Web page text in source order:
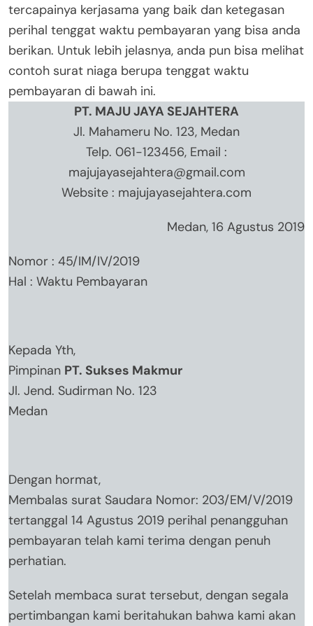
tercapainya kerjasama yang baik dan ketegasan
perihal tenggat waktu pembayaran yang bisa anda
berikan. Untuk lebih jelasnya, anda pun bisa melihat
contoh surat niaga berupa tenggat waktu
pembayaran di bawah ini.
PT. MAJU JAYA SEJAHTERA
Jl. Mahameru No. 123, Medan
Telp. 061-123456, Email :
majujayasejahtera@gmail.com
Website : majujayasejahtera.com
Medan, 16 Agustus 2019
Nomor : 45/IM/IV/2019
Hal : Waktu Pembayaran
Kepada Yth,
Pimpinan PT. Sukses Makmur
Jl. Jend. Sudirman No. 123
Medan
Dengan hormat,
Membalas surat Saudara Nomor: 203/EM/V/2019
tertanggal 14 Agustus 2019 perihal penangguhan
pembayaran telah kami terima dengan penuh
perhatian.
Setelah membaca surat tersebut, dengan segala
pertimbangan kami beritahukan bahwa kami akan